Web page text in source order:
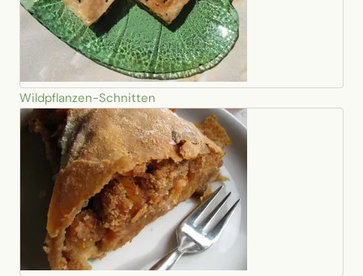
Wildpflanzen-Schnitten